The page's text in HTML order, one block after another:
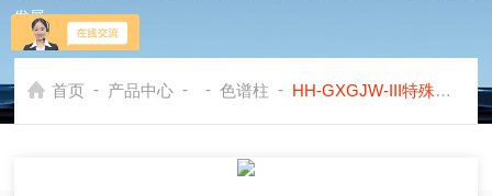
发展
首页 - 产品中心 - - 色谱柱 - HH-GXGJW-III特殊处理高聚物色谱柱测定合成氨